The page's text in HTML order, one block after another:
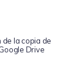
de la copia de
Drive